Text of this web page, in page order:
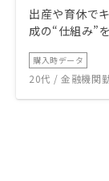
出産や育休で
成の“仕組み”
購入時データ
20代 / 金融機関